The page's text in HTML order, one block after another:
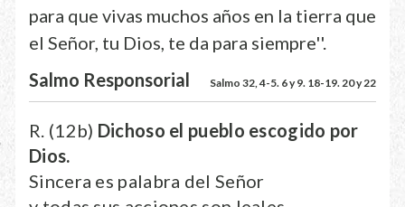
para que vivas muchos años en la tierra que
el Señor, tu Dios, te da para siempre''.
Salmo Responsorial
Salmo 32, 4-5. 6 y 9. 18-19. 20 y 22
R. (12b) Dichoso el pueblo escogido por
Dios.
Sincera es palabra del Señor